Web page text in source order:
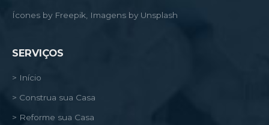
Ícones by Freepik, Imagens by Unsplash
SERVIÇOS
> Início
> Construa sua Casa
> Reforme sua Casa